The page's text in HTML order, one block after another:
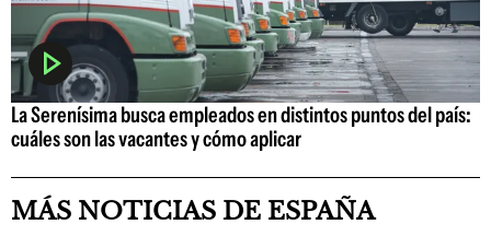
La Serenísima busca empleados en distintos puntos del país:
cuáles son las vacantes y cómo aplicar
MÁS NOTICIAS DE ESPAÑA